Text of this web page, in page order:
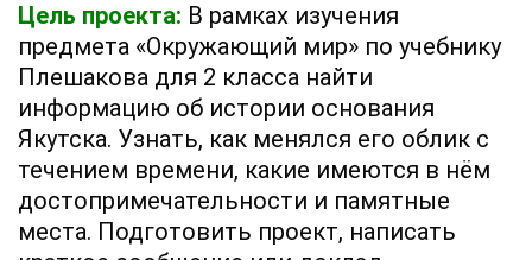
Цель проекта: В рамках изучения
предмета «Окружающий мир» по учебнику
Плешакова для 2 класса найти
информацию об истории основания
Якутска. Узнать, как менялся его облик с
течением времени, какие имеются в нём
достопримечательности и памятные
места. Подготовить проект, написать